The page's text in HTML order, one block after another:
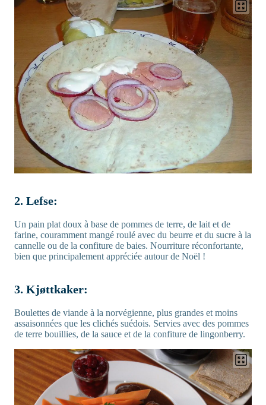
2. Lefse:
Un pain plat doux à base de pommes de terre, de lait et de
farine, couramment mangé roulé avec du beurre et du sucre à la
cannelle ou de la confiture de baies. Nourriture réconfortante,
bien que principalement appréciée autour de Noël !
3. Kjøttkaker:
Boulettes de viande à la norvégienne, plus grandes et moins
assaisonnées que les clichés suédois. Servies avec des pommes
de terre bouillies, de la sauce et de la confiture de lingonberry.